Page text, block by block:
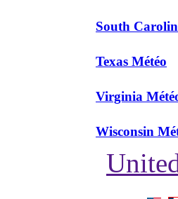
South
Texas Météo
Virginia
Wisconsin